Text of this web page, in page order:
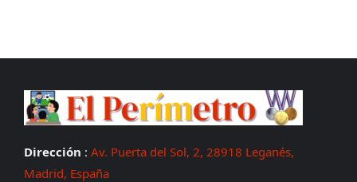
Dirección : Av. Puerta del Sol, 2, 28918 Leganés,
Madrid, España